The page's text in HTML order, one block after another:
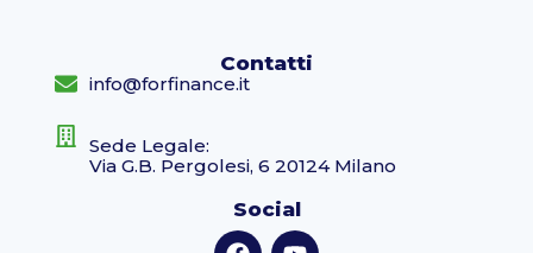
Contatti
info@forfinance.it
Sede Legale:
Via G.B. Pergolesi, 6 20124 Milano
Social